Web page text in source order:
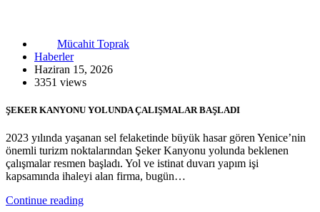
Mücahit Toprak
Haberler
Haziran 15, 2026
3351 views
ŞEKER KANYONU YOLUNDA ÇALIŞMALAR BAŞLADI
2023 yılında yaşanan sel felaketinde büyük hasar gören Yenice’nin
önemli turizm noktalarından Şeker Kanyonu yolunda beklenen
çalışmalar resmen başladı. Yol ve istinat duvarı yapım işi
kapsamında ihaleyi alan firma, bugün…
Continue reading